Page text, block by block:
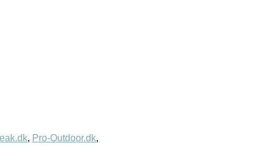
, Pro-Outdoor.dk,